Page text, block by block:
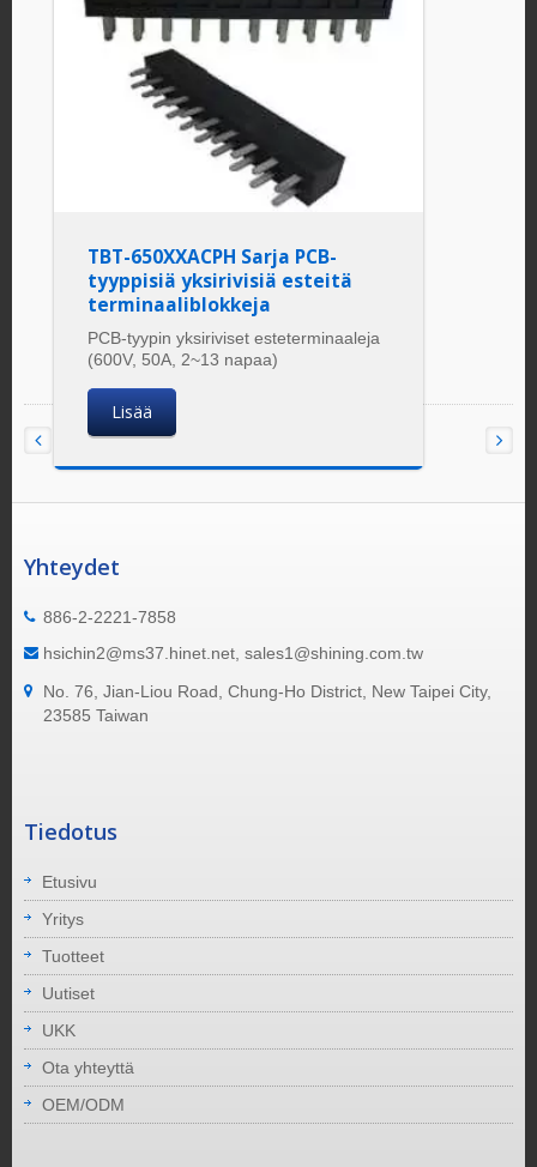
TBT-650XXACPH Sarja PCB-
tyyppisiä yksirivisiä esteitä
terminaaliblokkeja
PCB-tyypin yksiriviset esteterminaaleja
(600V, 50A, 2~13 napaa)
Lisää
Yhteydet
886-2-2221-7858
hsichin2@ms37.hinet.net, sales1@shining.com.tw
No. 76, Jian-Liou Road, Chung-Ho District, New Taipei City,
23585 Taiwan
Tiedotus
Etusivu
Yritys
Tuotteet
Uutiset
UKK
Ota yhteyttä
OEM/ODM